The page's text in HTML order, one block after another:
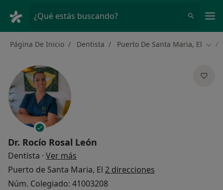
¿Qué estás buscando?
Página De Inicio Dentista Puerto De Santa Maria, El
Dr. Rocío Rosal León
Dentista · Ver más
Puerto de Santa Maria, El 2 direcciones
Núm. Colegiado: 41003208